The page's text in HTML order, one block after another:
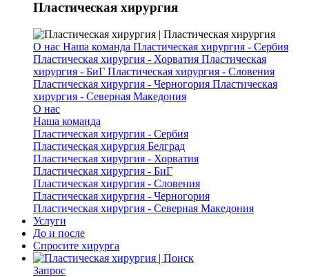
Пластическая хирургия
О нас Наша команда Пластическая хирургия - Сербия
Пластическая хирургия - Хорватия Пластическая
хирургия - БиГ Пластическая хирургия - Словения
Пластическая хирургия - Черногория Пластическая
хирургия - Северная Македония
О нас
Наша команда
Пластическая хирургия - Сербия
Пластическая хирургия Белград
Пластическая хирургия - Хорватия
Пластическая хирургия - БиГ
Пластическая хирургия - Словения
Пластическая хирургия - Черногория
Пластическая хирургия - Северная Македония
Услуги
До и после
Спросите хирурга
Запрос